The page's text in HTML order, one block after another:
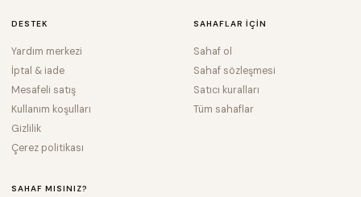
DESTEK
Yardım merkezi
İptal & iade
Mesafeli satış
Kullanım koşulları
Gizlilik
Çerez politikası
SAHAFLAR IÇIN
Sahaf ol
Sahaf sözleşmesi
Satıcı kuralları
Tüm sahaflar
SAHAF MISINIZ?